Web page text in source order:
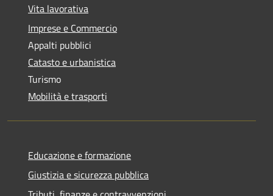
Vita lavorativa
Imprese e Commercio
Appalti pubblici
Catasto e urbanistica
Turismo
Mobilità e trasporti
Educazione e formazione
Giustizia e sicurezza pubblica